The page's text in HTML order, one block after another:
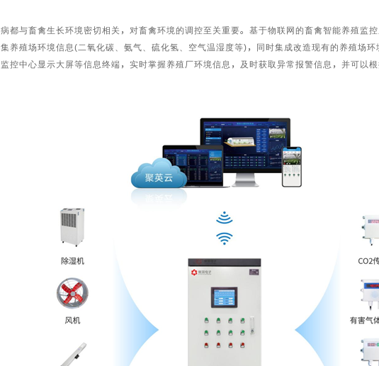
与畜禽生长环境密切相关，对畜禽环境的调控至关重要。基于物联网的畜禽智能养殖监
养殖场环境信息(二氧化碳、氨气、硫化氢、空气温湿度等)，同时集成改造现有的养殖场
控中心显示大屏等信息终端，实时掌握养殖厂环境信息，及时获取异常报警信息，并可以